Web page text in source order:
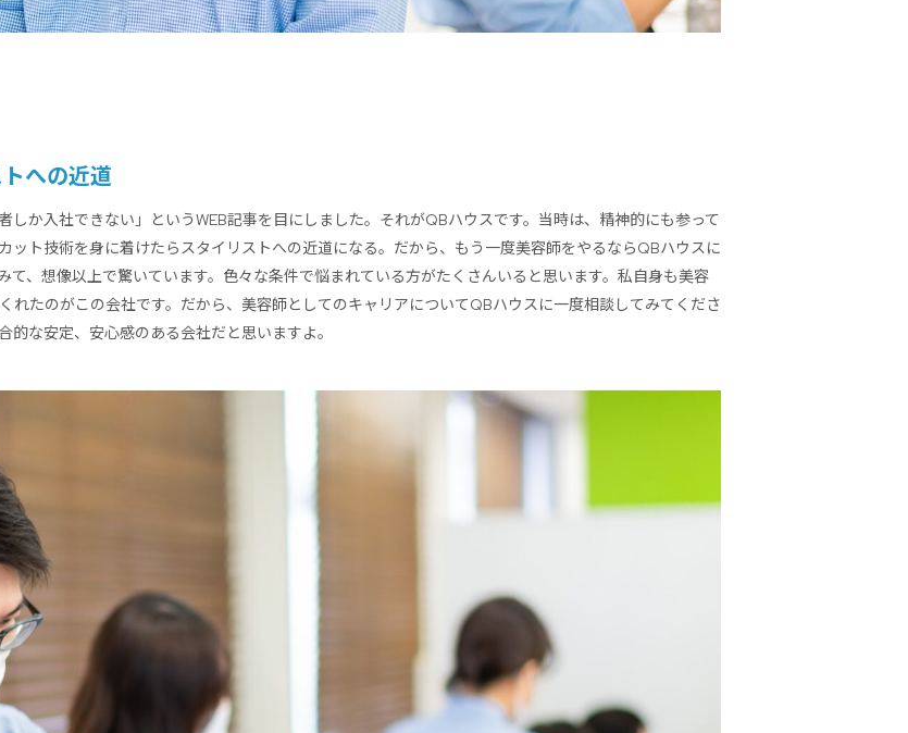
への近道
か入社できない」というWEB記事を目にしました。それがQBハウスです。当時は、精神的にも参って
ット技術を身に着けたらスタイリストへの近道になる。だから、もう一度美容師をやるならQBハウスに
て、想像以上で驚いています。色々な条件で悩まれている方がたくさんいると思います。私自身も美容
れたのがこの会社です。だから、美容師としてのキャリアについてQBハウスに一度相談してみてくださ
な安定、安心感のある会社だと思いますよ。